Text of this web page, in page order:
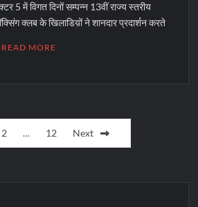
5 में विगत दिनों सम्पन्न 13वीं राज्य स्तरीय
क्लब के खिलाडिय़ों ने शानदार प्रदार्शन करते
READ MORE
2 … 12 Next